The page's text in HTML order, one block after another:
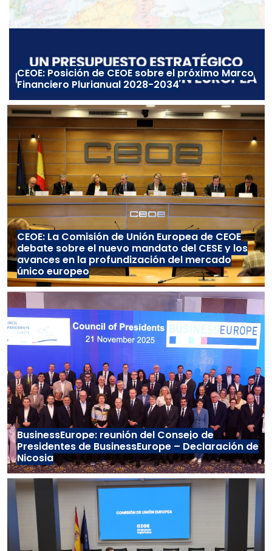
CEOE: Posición de CEOE sobre el próximo Marco
Financiero Plurianual 2028-2034
CEOE: La Comisión de Unión Europea de CEOE
debate sobre el nuevo mandato del CESE y los
avances en la profundización del mercado
único europeo
BusinessEurope: reunión del Consejo de
Presidentes de BusinessEurope – Declaración de
Nicosia